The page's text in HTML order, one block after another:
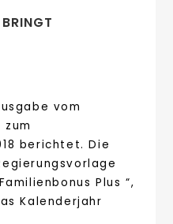
vom
berichtet. Die
Plus “,
Kalenderjahr